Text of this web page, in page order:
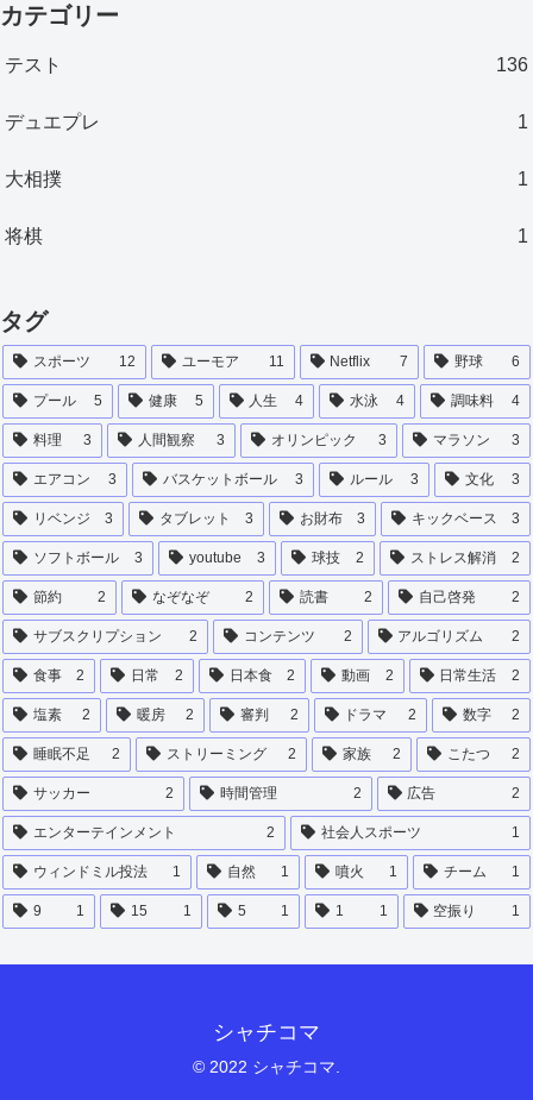
カテゴリー
テスト 136
デュエプレ 1
大相撲 1
将棋 1
タグ
スポーツ 12 ユーモア 11 Netflix 7 野球 6
プール 5 健康 5 人生 4 水泳 4 調味料 4
料理 3 人間観察 3 オリンピック 3 マラソン 3
エアコン 3 バスケットボール 3 ルール 3 文化 3
リベンジ 3 タブレット 3 お財布 3 キックベース 3
ソフトボール 3 youtube 3 球技 2 ストレス解消 2
節約 2 なぞなぞ 2 読書 2 自己啓発 2
サブスクリプション 2 コンテンツ 2 アルゴリズム 2
食事 2 日常 2 日本食 2 動画 2 日常生活 2
塩素 2 暖房 2 審判 2 ドラマ 2 数字 2
睡眠不足 2 ストリーミング 2 家族 2 こたつ 2
サッカー 2 時間管理 2 広告 2
エンターテインメント 2 社会人スポーツ 1
ウィンドミル投法 1 自然 1 噴火 1 チーム 1
9 1 15 1 5 1 1 1 空振り 1
シャチコマ
© 2022 シャチコマ.